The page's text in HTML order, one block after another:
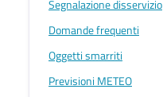
Segnalazione disservizio
Domande frequenti
Oggetti smarriti
Previsioni METEO